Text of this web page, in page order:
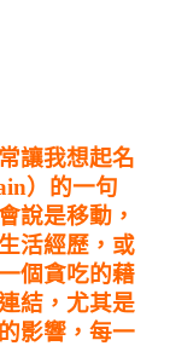
讓我想起名
）的一句
說是移動，
活經歷，或
個貪吃的藉
結，尤其是
影響，每一